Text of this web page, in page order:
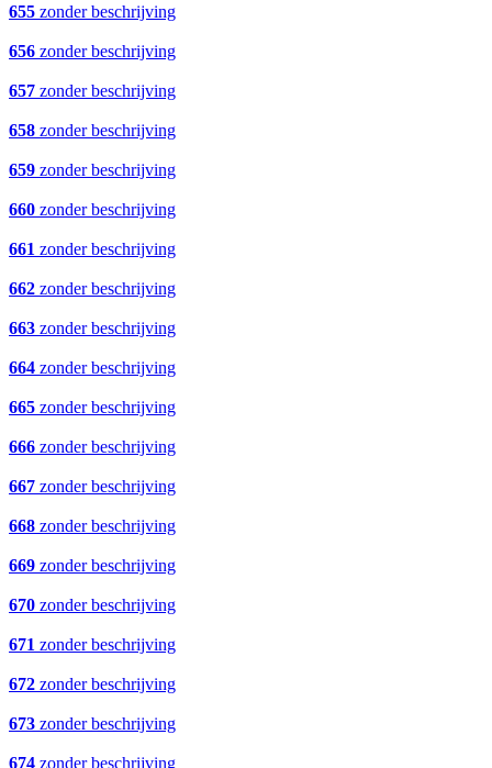
655 zonder beschrijving
656 zonder beschrijving
657 zonder beschrijving
658 zonder beschrijving
659 zonder beschrijving
660 zonder beschrijving
661 zonder beschrijving
662 zonder beschrijving
663 zonder beschrijving
664 zonder beschrijving
665 zonder beschrijving
666 zonder beschrijving
667 zonder beschrijving
668 zonder beschrijving
669 zonder beschrijving
670 zonder beschrijving
671 zonder beschrijving
672 zonder beschrijving
673 zonder beschrijving
674 zonder beschrijving